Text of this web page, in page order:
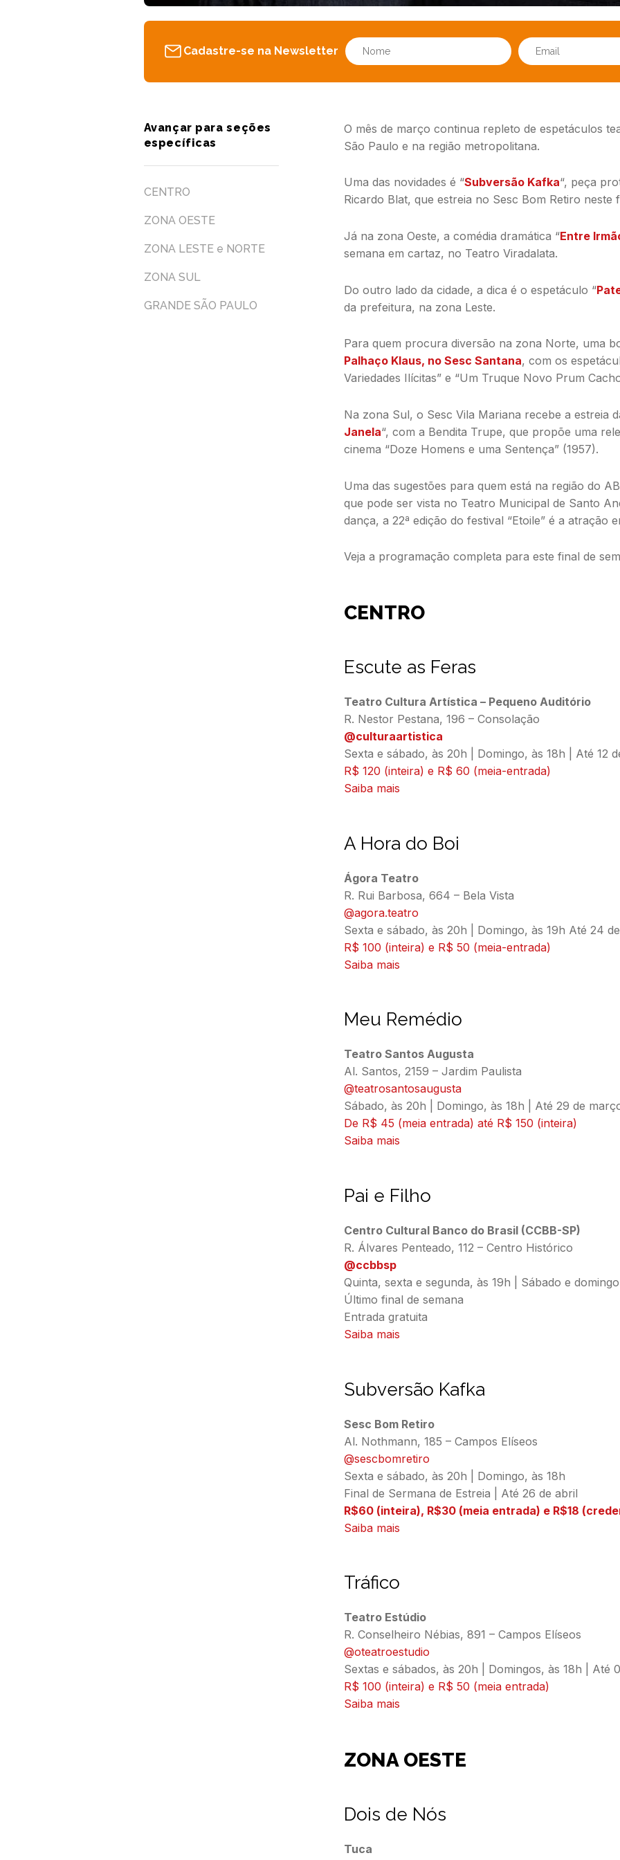
Cadastre-se na Newsletter
Avançar para seções
específicas
CENTRO
ZONA OESTE
ZONA LESTE e NORTE
ZONA SUL
GRANDE SÃO PAULO
O mês de março continua repleto de espetáculos
São Paulo e na região metropolitana.
Uma das novidades é “Subversão Kafka“, peça
Ricardo Blat, que estreia no Sesc Bom Retiro neste
Já na zona Oeste, a comédia dramática “Entre
semana em cartaz, no Teatro Viradalata.
Do outro lado da cidade, a dica é o espetáculo “
da prefeitura, na zona Leste.
Para quem procura diversão na zona Norte, uma
Palhaço Klaus, no Sesc Santana, com os
Variedades Ilícitas” e “Um Truque Novo Prum
Na zona Sul, o Sesc Vila Mariana recebe a estreia
Janela“, com a Bendita Trupe, que propõe uma
cinema “Doze Homens e uma Sentença” (1957).
Uma das sugestões para quem está na região do
que pode ser vista no Teatro Municipal de Santo
dança, a 22ª edição do festival “Etoile” é a atração
Veja a programação completa para este final de
CENTRO
Escute as Feras
Teatro Cultura Artística – Pequeno Auditório
@culturaartistica
Sexta e sábado, às 20h | Domingo, às 18h | Até 12
R$ 120 (inteira) e R$ 60 (meia-entrada)
Saiba mais
A Hora do Boi
Ágora Teatro
@agora.teatro
Sexta e sábado, às 20h | Domingo, às 19h Até 24
R$ 100 (inteira) e R$ 50 (meia-entrada)
Saiba mais
Meu Remédio
Teatro Santos Augusta
Al. Santos, 2159 – Jardim Paulista
@teatrosantosaugusta
Sábado, às 20h | Domingo, às 18h | Até 29 de
De R$ 45 (meia entrada) até R$ 150 (inteira)
Saiba mais
Pai e Filho
Centro Cultural Banco do Brasil (CCBB-SP)
@ccbbsp
Saiba mais
Subversão Kafka
Sesc Bom Retiro
Al. Nothmann, 185 – Campos Elíseos
@sescbomretiro
Sexta e sábado, às 20h | Domingo, às 18h
Final de Sermana de Estreia | Até 26 de abril
R$60 (inteira), R$30 (meia entrada) e R$18
Saiba mais
Tráfico
Teatro Estúdio
@oteatroestudio
Sextas e sábados, às 20h | Domingos, às 18h | Até
R$ 100 (inteira) e R$ 50 (meia entrada)
Saiba mais
ZONA OESTE
Dois de Nós
Tuca